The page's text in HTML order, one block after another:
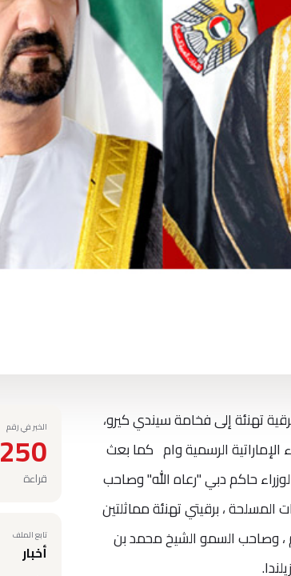
تهنئة إلى فخامة سيندي كيرو،
الإماراتية الرسمية وام كما بعث
حاكم دبي "رعاه الله" وصاحب
المسلحة ، برقيتي تهنئة مماثلتين
وصاحب السمو الشيخ محمد بن
الخبر في رقم
250
قراءة
تابع الملف
أخبار